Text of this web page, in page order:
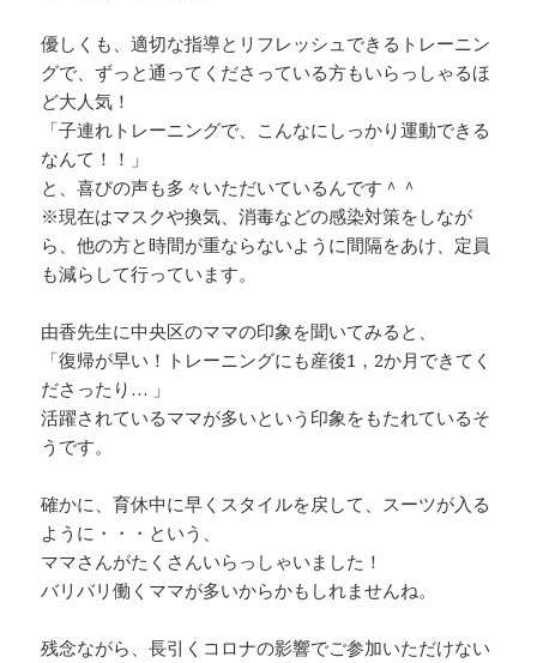
優しくも、適切な指導とリフレッシュできるトレーニン
グで、ずっと通ってくださっている方もいらっしゃるほ
ど大人気！
「子連れトレーニングで、こんなにしっかり運動できる
なんて！！」
と、喜びの声も多々いただいているんです＾＾
※現在はマスクや換気、消毒などの感染対策をしなが
ら、他の方と時間が重ならないように間隔をあけ、定員
も減らして行っています。
由香先生に中央区のママの印象を聞いてみると、
「復帰が早い！トレーニングにも産後1，2か月できてく
ださったり… 」
活躍されているママが多いという印象をもたれているそ
うです。
確かに、育休中に早くスタイルを戻して、スーツが入る
ように・・・という、
ママさんがたくさんいらっしゃいました！
バリバリ働くママが多いからかもしれませんね。
残念ながら、長引くコロナの影響でご参加いただけない